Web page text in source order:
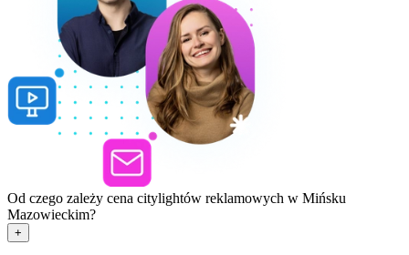
Od czego zależy cena citylightów reklamowych w Mińsku
Mazowieckim?
+